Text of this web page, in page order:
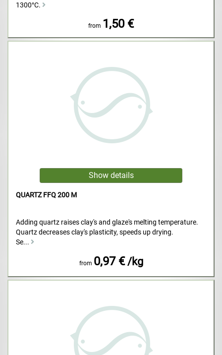
1300°C.
from 1,50 €
QUARTZ FFQ 200 M
Adding quartz raises clay's and glaze's melting temperature.
Quartz decreases clay's plasticity, speeds up drying.
Se...
from 0,97 € /kg